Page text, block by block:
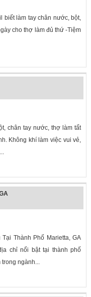
biết làm tay chân nước, bột,
cho thợ làm đủ thứ -Tiệm
chân tay nước, thợ làm tất
Không khí làm việc vui vẻ,
Thành Phố Marietta, GA
chỉ nổi bật tại thành phố
trong ngành...